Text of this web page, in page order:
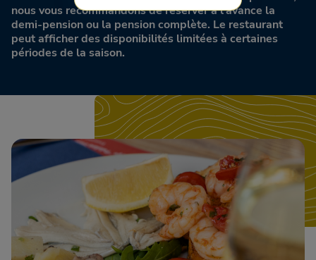
nous vous recommandons de réserver à l'avance la
demi-pension ou la pension complète. Le restaurant
peut afficher des disponibilités limitées à certaines
périodes de la saison.